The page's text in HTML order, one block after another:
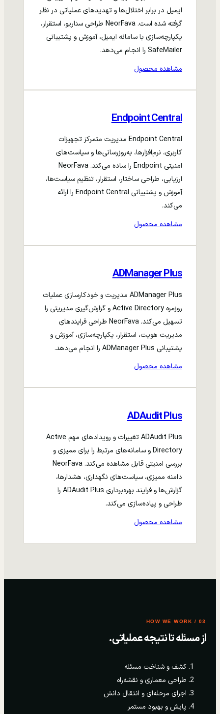
ایمیل در برابر اختلال‌ها و تهدیدهای عملیاتی در نظر
گرفته شده است. NeorFava طراحی سناریو، استقرار،
یکپارچه‌سازی با سامانه ایمیل، آموزش و پشتیبانی
SafeMailer را انجام می‌دهد.
مشاهده محصول
Endpoint Central
Endpoint Central مدیریت متمرکز تجهیزات
کاربری، نرم‌افزارها، به‌روزرسانی‌ها و سیاست‌های
امنیتی Endpoint را ساده می‌کند. NeorFava
ارزیابی، طراحی ساختار، استقرار، تنظیم سیاست‌ها،
آموزش و پشتیبانی Endpoint Central را ارائه
می‌کند.
مشاهده محصول
ADManager Plus
ADManager Plus مدیریت و خودکارسازی عملیات
روزمره Active Directory و گزارش‌گیری مدیریتی را
تسهیل می‌کند. NeorFava طراحی فرایندهای
مدیریت هویت، استقرار، یکپارچه‌سازی، آموزش و
پشتیبانی ADManager Plus را انجام می‌دهد.
مشاهده محصول
ADAudit Plus
ADAudit Plus تغییرات و رویدادهای مهم Active
Directory و سامانه‌های مرتبط را برای ممیزی و
بررسی امنیتی قابل مشاهده می‌کند. NeorFava
دامنه ممیزی، سیاست‌های نگهداری، هشدارها،
گزارش‌ها و فرایند بهره‌برداری ADAudit Plus را
طراحی و پیاده‌سازی می‌کند.
مشاهده محصول
03 / HOW WE WORK
از مسئله تا نتیجه عملیاتی.
کشف و شناخت مسئله
طراحی معماری و نقشه‌راه
اجرای مرحله‌ای و انتقال دانش
پایش و بهبود مستمر